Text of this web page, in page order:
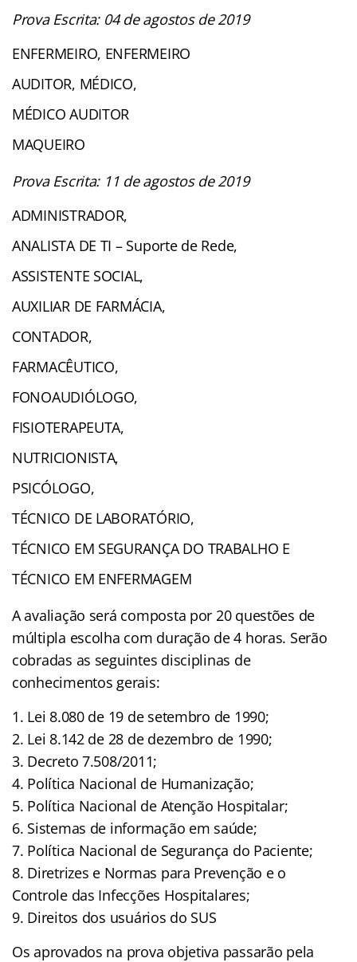
Prova Escrita: 04 de agostos de 2019
ENFERMEIRO, ENFERMEIRO
AUDITOR, MÉDICO,
MÉDICO AUDITOR
MAQUEIRO
Prova Escrita: 11 de agostos de 2019
ADMINISTRADOR,
ANALISTA DE TI – Suporte de Rede,
ASSISTENTE SOCIAL,
AUXILIAR DE FARMÁCIA,
CONTADOR,
FARMACÊUTICO,
FONOAUDIÓLOGO,
FISIOTERAPEUTA,
NUTRICIONISTA,
PSICÓLOGO,
TÉCNICO DE LABORATÓRIO,
TÉCNICO EM SEGURANÇA DO TRABALHO E
TÉCNICO EM ENFERMAGEM
A avaliação será composta por 20 questões de
múltipla escolha com duração de 4 horas. Serão
cobradas as seguintes disciplinas de
conhecimentos gerais:
1. Lei 8.080 de 19 de setembro de 1990;
2. Lei 8.142 de 28 de dezembro de 1990;
3. Decreto 7.508/2011;
4. Política Nacional de Humanização;
5. Política Nacional de Atenção Hospitalar;
6. Sistemas de informação em saúde;
7. Política Nacional de Segurança do Paciente;
8. Diretrizes e Normas para Prevenção e o
Controle das Infecções Hospitalares;
9. Direitos dos usuários do SUS
Os aprovados na prova objetiva passarão pela